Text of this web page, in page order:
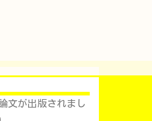
文が出版されまし